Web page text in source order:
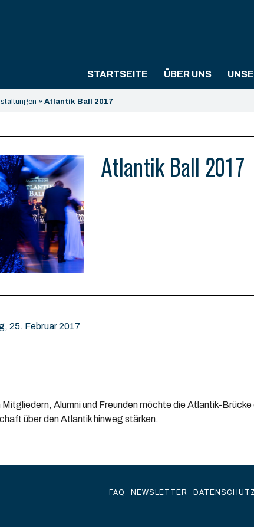
STARTSEITE ÜBER UNS
» Atlantik Ball 2017
Atlantik Ball 2017
25. Februar 2017
Mitgliedern, Alumni und Freunden möchte die Atlantik-
über den Atlantik hinweg stärken.
FAQ NEWSLETTER DATENSCHUTZ